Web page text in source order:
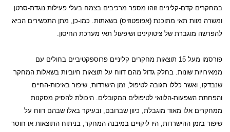
במחקרים קדם-קליניים זוהו מספר מרכיבים בצמח בעלי פעילות נוגדת-סרטן
ומשרה מוות תאי מתוכנת (אפופטוזיס) בשאתות. כמו-כן, מתן התכשירים הביא
להפרשה מוגברת של ציטוקינים ושיפעול תאי מערכת החיסון.
פורסמו מעל 15 תוצאות מחקרים קליניים פרוספקטיביים בחולים עם
ממאירויות שונות. בחלק גדול מהם דווח על תוצאות חיוביות בשאלות המחקר
שנבדקו, ואשר כללו תגובה לטיפול, זמן הישרדות, שיפור באיכות-החיים
והפחתת השפעות-הלוואי לטיפולים המקובלים. היכולת להסיק מסקנות
ממחקרים אלו מאוד מוגבלת, כיוון שברובם, ובעיקר באלו שבהם דווח על
שיפור בזמן ההישרדות, היו ליקויים במיבנה המחקר, בניתוח התוצאות או חוסר